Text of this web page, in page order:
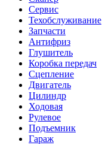
Сервис
Техобслуживание
Запчасти
Антифриз
Глушитель
Коробка передач
Сцепление
Двигатель
Цилиндр
Ходовая
Рулевое
Подъемник
Гараж